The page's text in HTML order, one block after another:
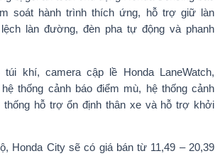
soát hành trình thích ứng, hỗ trợ giữ làn
làn đường, đèn pha tự động và phanh
khí, camera cập lề Honda LaneWatch,
thống cảnh báo điểm mù, hệ thống cảnh
thống hỗ trợ ổn định thân xe và hỗ trợ khởi
Honda City sẽ có giá bán từ 11,49 – 20,39